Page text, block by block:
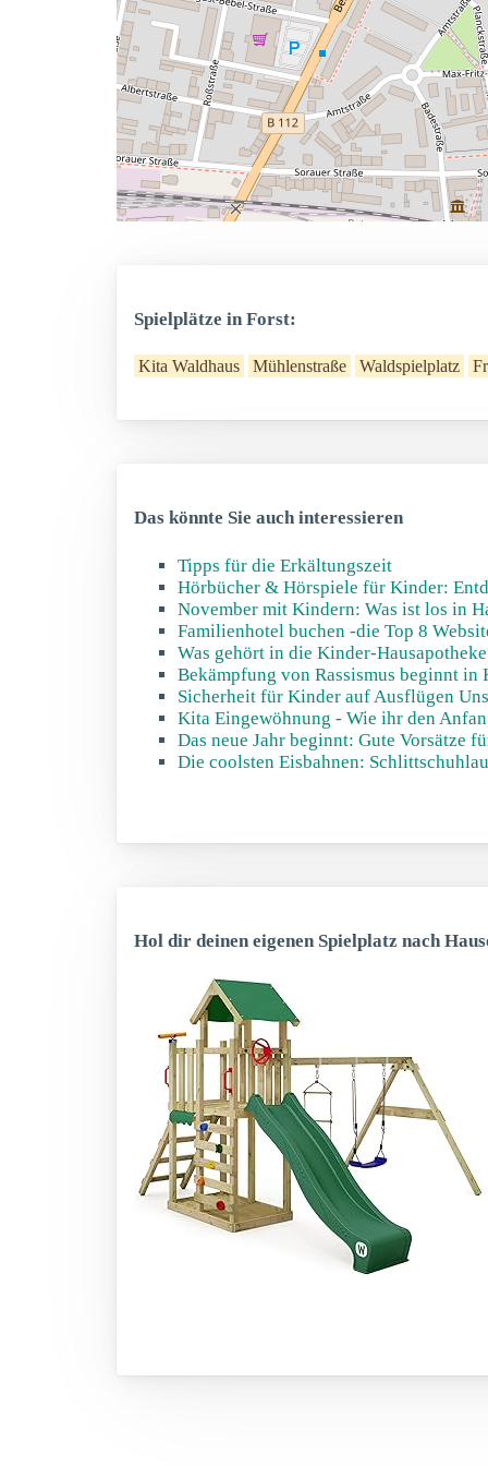
Spielplätze in Forst:
Kita Waldhaus Mühlenstraße Waldspielplatz
Das könnte Sie auch interessieren
Tipps für die Erkältungszeit
Hörbücher & Hörspiele für Kinder:
November mit Kindern: Was ist los in
Familienhotel buchen -die Top 8
Was gehört in die Kinder-
Bekämpfung von Rassismus beginnt
Sicherheit für Kinder auf Ausflügen
Kita Eingewöhnung - Wie ihr den
Das neue Jahr beginnt: Gute Vorsätze
Die coolsten Eisbahnen:
Hol dir deinen eigenen Spielplatz nach